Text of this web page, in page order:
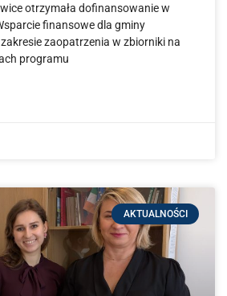
otrzymała dofinansowanie w
finansowe dla gminy
zaopatrzenia w zbiorniki na
programu
AKTUALNOŚCI